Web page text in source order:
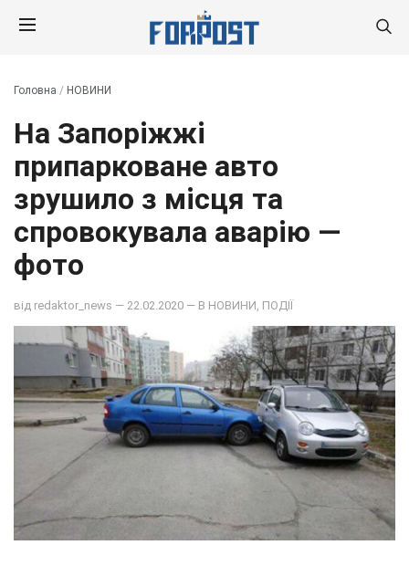
Головна / НОВИНИ
На Запоріжжі
припарковане авто
зрушило з місця та
спровокувала аварію —
фото
від redaktor_news — 22.02.2020 — В НОВИНИ ПОДІЇ